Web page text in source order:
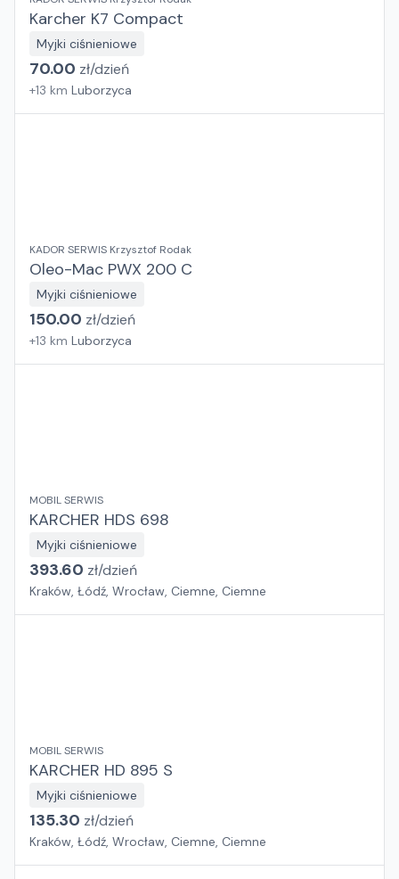
Karcher K7 Compact
Myjki ciśnieniowe
70.00 zł/dzień
+13 km Luborzyca
KADOR SERWIS Krzysztof Rodak
Oleo-Mac PWX 200 C
Myjki ciśnieniowe
150.00 zł/dzień
+13 km Luborzyca
MOBIL SERWIS
KARCHER HDS 698
Myjki ciśnieniowe
393.60 zł/dzień
Kraków, Łódź, Wrocław, Ciemne, Ciemne
MOBIL SERWIS
KARCHER HD 895 S
Myjki ciśnieniowe
135.30 zł/dzień
Kraków, Łódź, Wrocław, Ciemne, Ciemne